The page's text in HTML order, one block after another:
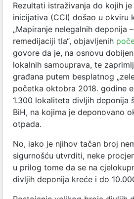
Rezultati istraživanja do kojih
inicijativa (CCI) došao u okviru
„Mapiranje nelegalnih deponija
remedijaciji tla“, objavljenih
govore da je, na osnovu
lokalnih samouprava, te
građana putem besplatnog
početka oktobra 2018. godine
1.300 lokaliteta divljih deponija
BiH, na kojima je deponovano
otpada.
No, iako je njihov tačan broj
sigurnošću utvrditi, neke
u prilog tome da se na
divljih deponija kreće i do